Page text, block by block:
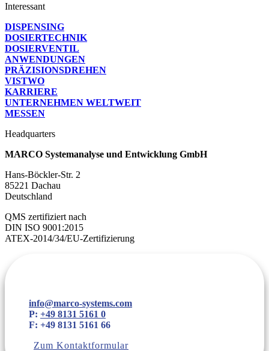
Interessant
DISPENSING
DOSIERTECHNIK
DOSIERVENTIL
ANWENDUNGEN
PRÄZISIONS­DREHEN
VISTWO
KARRIERE
UNTERNEHMEN WELTWEIT
MESSEN
Headquarters
MARCO Systemanalyse und Entwicklung GmbH
Hans-Böckler-Str. 2
85221 Dachau
Deutschland
QMS zertifiziert nach
DIN ISO 9001:2015
ATEX-2014/34/EU-Zertifizierung
info@marco-systems.com
P: +49 8131 5161 0
F: +49 8131 5161 66
Zum Kontaktformular